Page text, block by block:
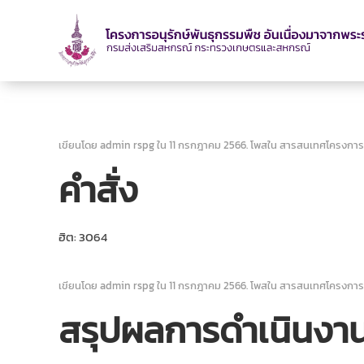
เขียนโดย admin rspg ใน 11 กรกฎาคม 2566. โพสใน สารสนเทศโครงการ
คำสั่ง
ฮิต: 3064
เขียนโดย admin rspg ใน 11 กรกฎาคม 2566. โพสใน สารสนเทศโครงการ
สรุปผลการดำเนินงา